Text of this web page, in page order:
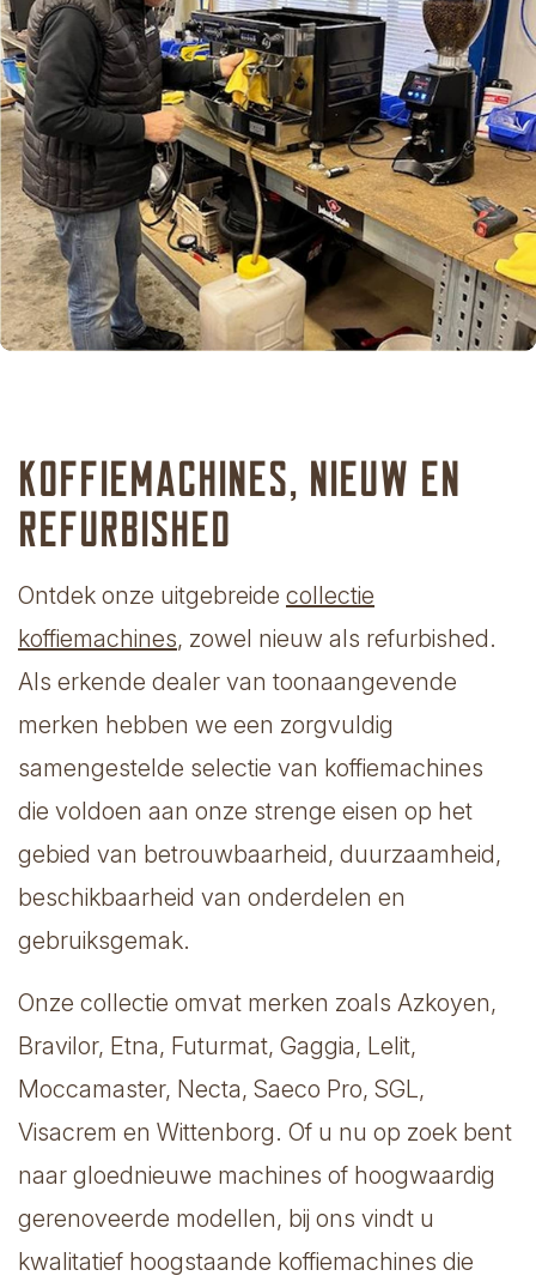
Koffiemachines, nieuw en
refurbished
Ontdek onze uitgebreide collectie
koffiemachines, zowel nieuw als refurbished.
Als erkende dealer van toonaangevende
merken hebben we een zorgvuldig
samengestelde selectie van koffiemachines
die voldoen aan onze strenge eisen op het
gebied van betrouwbaarheid, duurzaamheid,
beschikbaarheid van onderdelen en
gebruiksgemak.
Onze collectie omvat merken zoals Azkoyen,
Bravilor, Etna, Futurmat, Gaggia, Lelit,
Moccamaster, Necta, Saeco Pro, SGL,
Visacrem en Wittenborg. Of u nu op zoek bent
naar gloednieuwe machines of hoogwaardig
gerenoveerde modellen, bij ons vindt u
kwalitatief hoogstaande koffiemachines die